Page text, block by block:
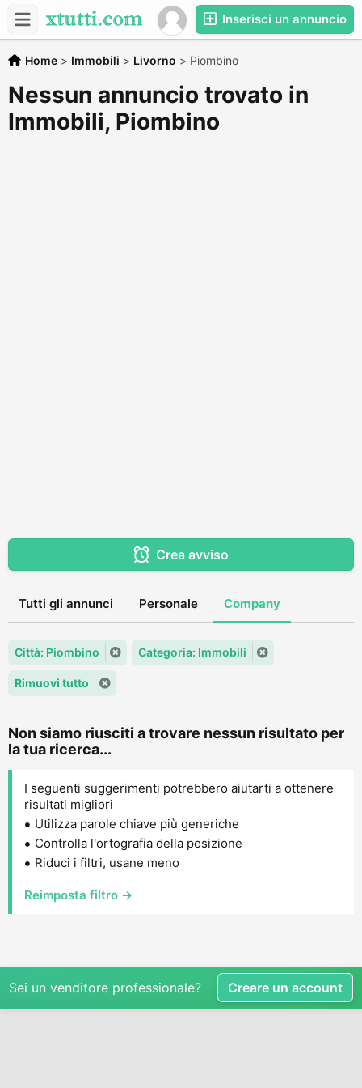
Inserisci un annuncio
Home > Immobili > Livorno > Piombino
Nessun annuncio trovato in
Immobili, Piombino
Crea avviso
Tutti gli annunci Personale Company
Città: Piombino Categoria: Immobili
Rimuovi tutto
Non siamo riusciti a trovare nessun risultato per
la tua ricerca...
I seguenti suggerimenti potrebbero aiutarti a ottenere
risultati migliori
Utilizza parole chiave più generiche
Controlla l'ortografia della posizione
Riduci i filtri, usane meno
Reimposta filtro →
Sei un venditore professionale? Creare un account